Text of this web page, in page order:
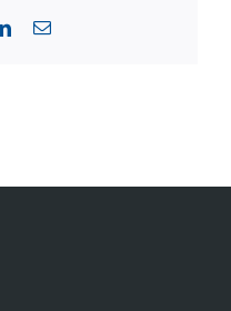
LinkedInEmail